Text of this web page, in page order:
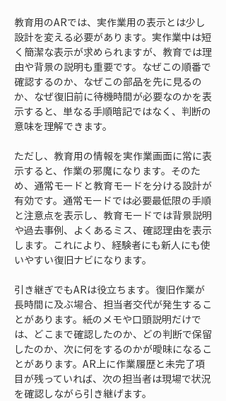
教育用のARでは、実作業用の表示とは少し
設計を変える必要があります。実作業中は短
く簡潔な表示が求められますが、教育では理
由や背景の説明も重要です。なぜこの順番で
確認するのか、なぜこの部品を先に見るの
か、なぜ復旧前に待機時間が必要なのかを表
示すると、単なる手順暗記ではなく、判断の
意味を理解できます。
ただし、教育用の情報を実作業画面に常に表
示すると、作業の邪魔になります。そのた
め、通常モードと教育モードを分ける設計が
有効です。通常モードでは必要最低限の手順
と注意点を表示し、教育モードでは背景説明
や過去事例、よくあるミス、確認理由を表示
します。これにより、経験者にも新人にも使
いやすい復旧ナビになります。
引き継ぎでもARは役立ちます。復旧作業が
長時間に及ぶ場合、担当者交代が発生するこ
とがあります。紙のメモや口頭説明だけで
は、どこまで確認したのか、どの判断で保留
したのか、次に何をするのかが曖昧になるこ
とがあります。AR上に作業履歴と未完了項
目が残っていれば、次の担当者は現場で状況
を確認しながら引き継げます。